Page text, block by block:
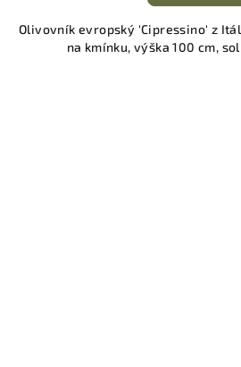
Olivovník evropský 'Cipressino' z
na kmínku, výška 100 cm,